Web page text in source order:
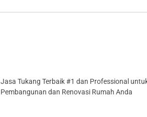
Jasa Tukang Terbaik #1 dan Professional
Pembangunan dan Renovasi Rumah Anda